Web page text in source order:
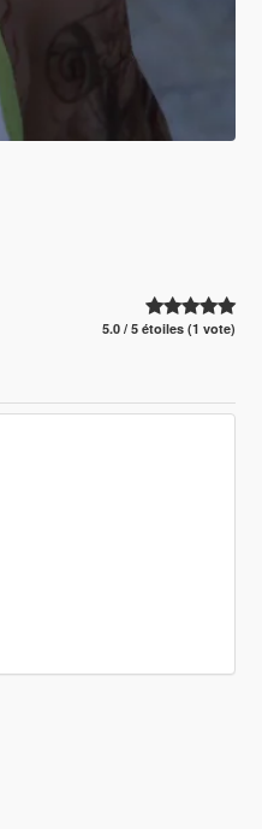
5.0 / 5 étoiles (1 vote)